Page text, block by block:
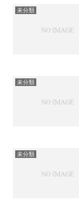
未分類
未分類
未分類